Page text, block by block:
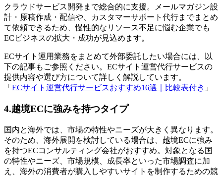
クラウドサービス開発まで総合的に支援。メールマガジン設
計・原稿作成・配信や、カスタマーサポート代行までまとめ
て依頼できるため、慢性的なリソース不足に悩む企業でも
ECビジネスの拡大・成功が見込めます。
ECサイト運用業務をまとめて外部委託したい場合には、以
下の記事もご参照ください。ECサイト運営代行サービスの
提供内容や選び方について詳しく解説しています。
「 ECサイト運営代行サービスおすすめ16選｜比較表付き 」
4.越境ECに強みを持つタイプ
国内と海外では、市場の特性やニーズが大きく異なります。
そのため、海外展開を検討している場合は、越境ECに強み
を持つECコンサルティング会社がおすすめ。対象となる国
の特性やニーズ、市場規模、成長率といった市場調査に加
え、海外の消費者が購入しやすいサイトを制作するための競